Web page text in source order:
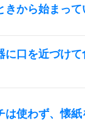
から始まって
口を近づけ
使わず、懐紙